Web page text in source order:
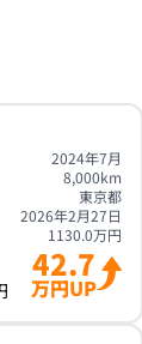
2024年7月
8,000km
東京都
2026年2月27日
1130.0万円
42.7
万円UP